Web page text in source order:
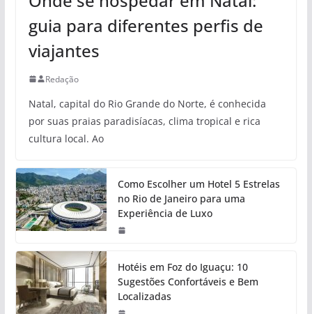
guia para diferentes perfis de
viajantes
Redação
Natal, capital do Rio Grande do Norte, é conhecida
por suas praias paradisíacas, clima tropical e rica
cultura local. Ao
Como Escolher um Hotel 5 Estrelas
no Rio de Janeiro para uma
Experiência de Luxo
Hotéis em Foz do Iguaçu: 10
Sugestões Confortáveis e Bem
Localizadas